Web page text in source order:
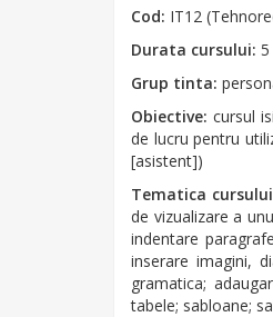
Cod: IT12
Durata cursului: 5
Grup tinta:
Obiective: cursul
de lucru pentru
[asistent])
Tematica
de vizualizare a
indentare
inserare imagini,
gramatica;
tabele; sabloane;